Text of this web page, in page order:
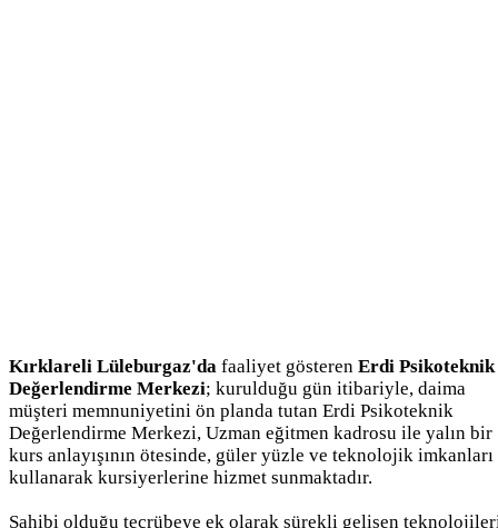
Kırklareli Lüleburgaz'da faaliyet gösteren Erdi Psikoteknik
Değerlendirme Merkezi; kurulduğu gün itibariyle, daima
müşteri memnuniyetini ön planda tutan Erdi Psikoteknik
Değerlendirme Merkezi, Uzman eğitmen kadrosu ile yalın bir
kurs anlayışının ötesinde, güler yüzle ve teknolojik imkanları
kullanarak kursiyerlerine hizmet sunmaktadır.
Sahibi olduğu tecrübeye ek olarak sürekli gelişen